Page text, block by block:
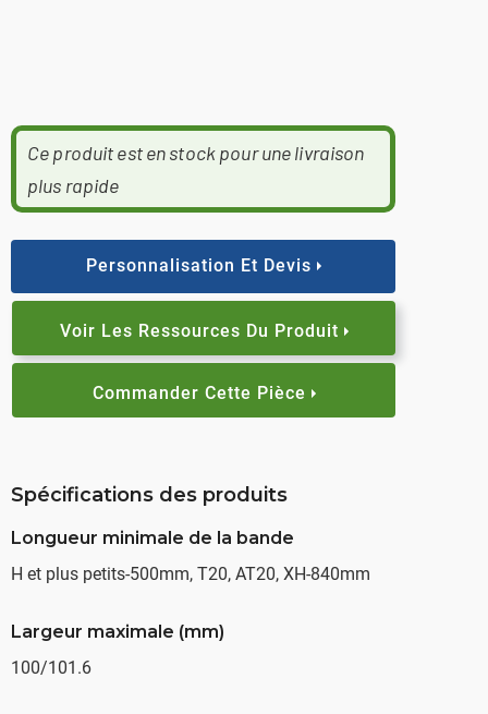
Ce produit est en stock pour une livraison
plus rapide
Personnalisation Et Devis
Voir Les Ressources Du Produit
Commander Cette Pièce
Spécifications des produits
Longueur minimale de la bande
H et plus petits-500mm, T20, AT20, XH-840mm
Largeur maximale (mm)
100/101.6